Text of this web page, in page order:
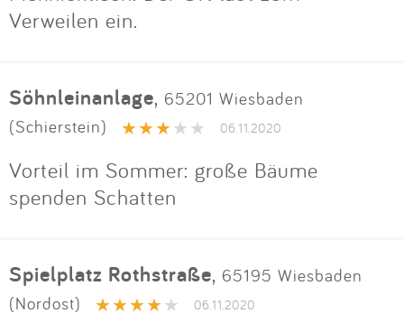
Verweilen ein.
Söhnleinanlage, 65201 Wiesbaden
(Schierstein)
06.11.2020
Vorteil im Sommer: große Bäume
spenden Schatten
Spielplatz Rothstraße, 65195 Wiesbaden
(Nordost)
06.11.2020